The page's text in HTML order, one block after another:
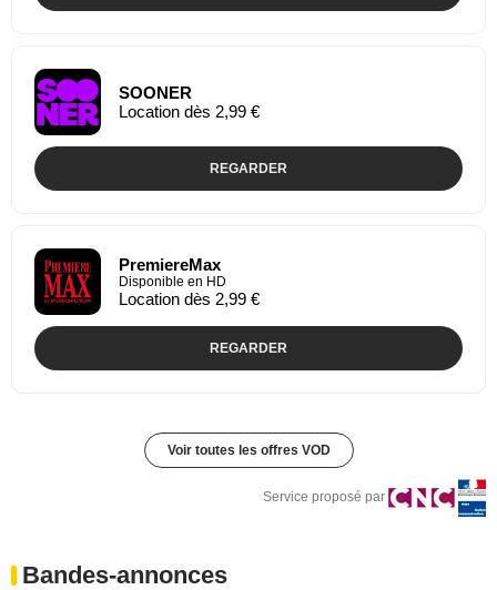
SOONER
Location dès 2,99 €
REGARDER
PremiereMax
Disponible en HD
Location dès 2,99 €
REGARDER
Voir toutes les offres VOD
Service proposé par
Bandes-annonces